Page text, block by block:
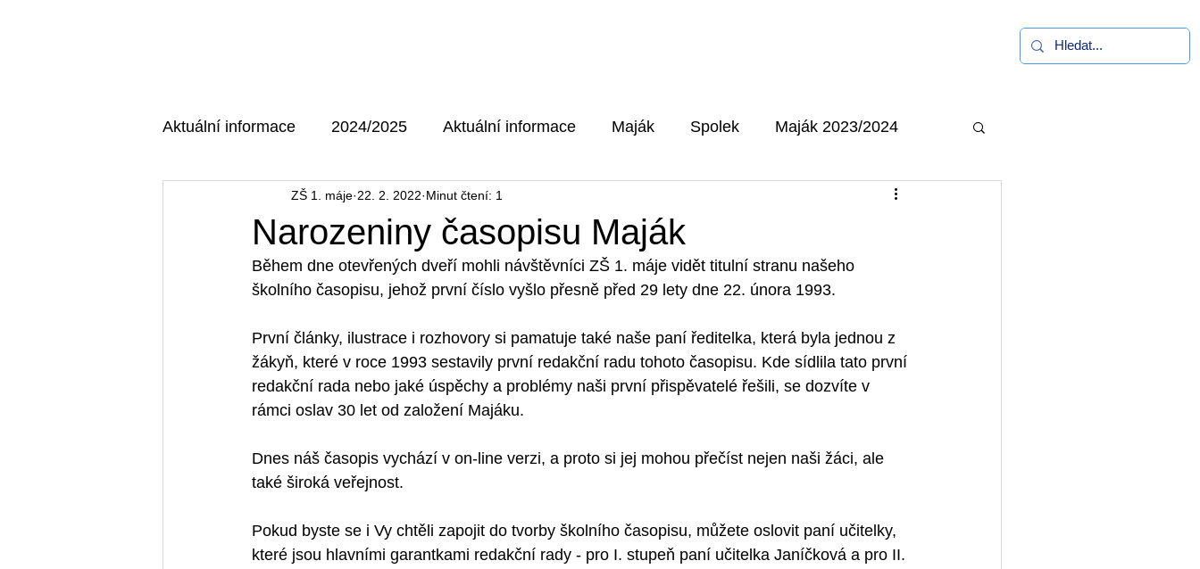
Aktuální informace 2024/2025 Aktuální informace Maják Spolek Maják 2023/2024
AKTUÁLNÍ MAJÁK 2025/2026
Narozeniny časopisu Maják
ZŠ 1. máje 22. 2. 2022 Minut čtení: 1
Během dne otevřených dveří mohli návštěvníci ZŠ 1. máje vidět titulní stranu našeho
školního časopisu, jehož první číslo vyšlo přesně před 29 lety dne 22. února 1993.
První články, ilustrace i rozhovory si pamatuje také naše paní ředitelka, která byla jednou z
žákyň, které v roce 1993 sestavily první redakční radu tohoto časopisu. Kde sídlila tato první
redakční rada nebo jaké úspěchy a problémy naši první přispěvatelé řešili, se dozvíte v
rámci oslav 30 let od založení Majáku.
Dnes náš časopis vychází v on-line verzi, a proto si jej mohou přečíst nejen naši žáci, ale
také široká veřejnost.
Pokud byste se i Vy chtěli zapojit do tvorby školního časopisu, můžete oslovit paní učitelky,
které jsou hlavními garantkami redakční rady - pro I. stupeň paní učitelka Janíčková a pro II.